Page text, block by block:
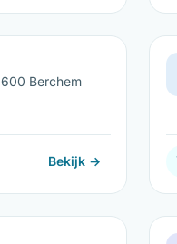
Berchem
Bekijk →